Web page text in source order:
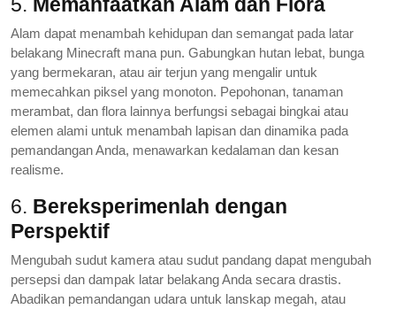
Alam dapat menambah kehidupan dan semangat pada latar
belakang Minecraft mana pun. Gabungkan hutan lebat, bunga
yang bermekaran, atau air terjun yang mengalir untuk
memecahkan piksel yang monoton. Pepohonan, tanaman
merambat, dan flora lainnya berfungsi sebagai bingkai atau
elemen alami untuk menambah lapisan dan dinamika pada
pemandangan Anda, menawarkan kedalaman dan kesan
realisme.
6. Bereksperimenlah dengan
Perspektif
Mengubah sudut kamera atau sudut pandang dapat mengubah
persepsi dan dampak latar belakang Anda secara drastis.
Abadikan pemandangan udara untuk lanskap megah, atau